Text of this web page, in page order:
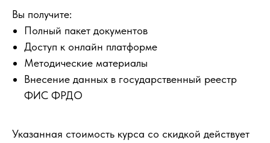
Вы получите:
Полный пакет документов
Доступ к онлайн платформе
Методические материалы
Внесение данных в государственный реестр
ФИС ФРДО
Указанная стоимость курса со скидкой действует